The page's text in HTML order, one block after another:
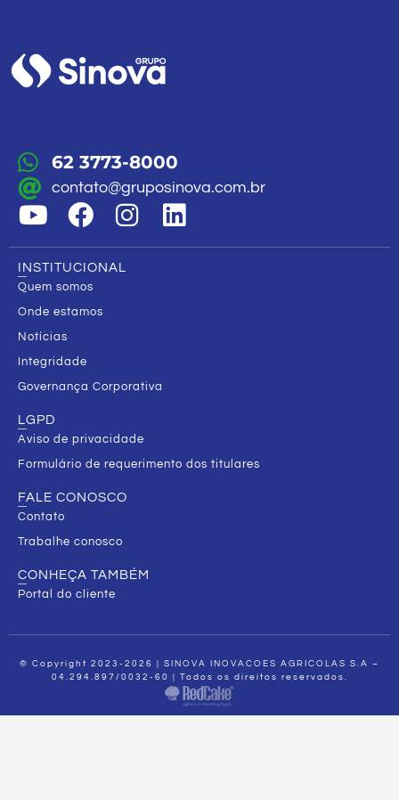
62 3773-8000
contato@gruposinova.com.br
INSTITUCIONAL
Quem somos
Onde estamos
Notícias
Integridade
Governança Corporativa
LGPD
Aviso de privacidade
Formulário de requerimento dos titulares
FALE CONOSCO
Contato
Trabalhe conosco
CONHEÇA TAMBÉM
Portal do cliente
© Copyright 2023-2026 | SINOVA INOVACOES AGRICOLAS S.A –
04.294.897/0032-60 | Todos os direitos reservados.